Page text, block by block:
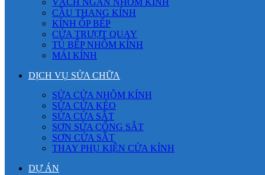
VÁCH NGĂN NHÔM KÍNH
CẦU THANG KÍNH
KÍNH ỐP BẾP
CỬA TRƯỢT QUAY
TỦ BẾP NHÔM KÍNH
MÁI KÍNH
DỊCH VỤ SỬA CHỮA
SỬA CỬA NHÔM KÍNH
SỬA CỬA KÉO
SỬA CỬA SẮT
SƠN SỬA CỔNG SẮT
SƠN CỬA SẮT
THAY PHỤ KIỆN CỬA KÍNH
DỰ ÁN